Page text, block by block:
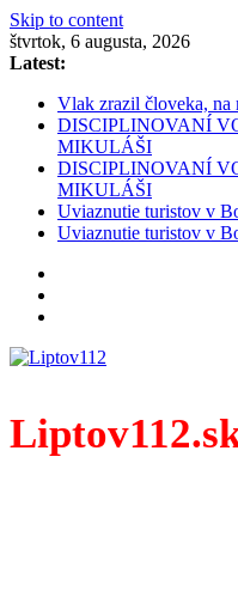
Skip to content
štvrtok, 6 augusta, 2026
Latest:
Vlak zrazil človeka, na
DISCIPLINOVANÍ
MIKULÁŠI
DISCIPLINOVANÍ
MIKULÁŠI
Uviaznutie turistov v
Uviaznutie turistov v